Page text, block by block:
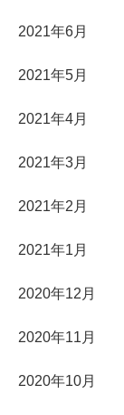
2021年6月
2021年5月
2021年4月
2021年3月
2021年2月
2021年1月
2020年12月
2020年11月
2020年10月